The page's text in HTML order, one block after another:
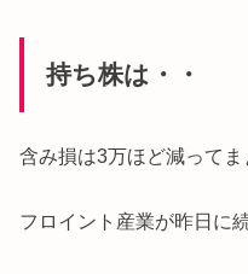
持ち株は・・
含み損は3万ほど減ってま
フロイント産業が昨日に